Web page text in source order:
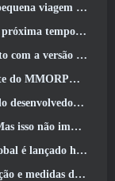
de mesa de fantasia
“Undiscovered”
3.5 Atualizar
escola, Persistir on-line
detalhes sobre o jogo
a diversão do verão
é lançado hoje
da cavalaria pesada